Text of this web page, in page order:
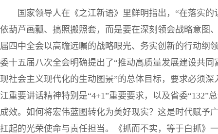
国家领导人在《之江新语》里鲜明指出，“在落实
依葫芦画瓢、搞照搬照套，而是要在深刻领会战略意图
届四中全会以高瞻远瞩的战略眼光、务实创新的行动纲
委十五届八次全会明确提出了“推动高质量发展建设共
现社会主义现代化的生动图景”的总体目标，要求必须
江重要讲话精神特别是“4+1”重要要求，以及省委“132”
成效。如何将宏伟蓝图转化为美好现实？这是时代赋予
扛起的光荣使命与责任担当。《抓而不实，等于白抓》